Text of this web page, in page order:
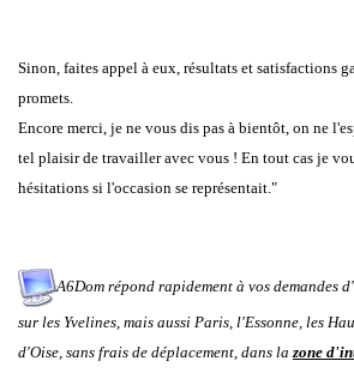
Sinon, faites appel à eux, résultats et satisfactions
promets.
Encore merci, je ne vous dis pas à bientôt, on ne
tel plaisir de travailler avec vous ! En tout cas je
hésitations si l'occasion se représentait."
A6Dom répond rapidement à vos demandes d'
sur les Yvelines, mais aussi Paris, l'Essonne, les
d'Oise, sans frais de déplacement, dans lazone